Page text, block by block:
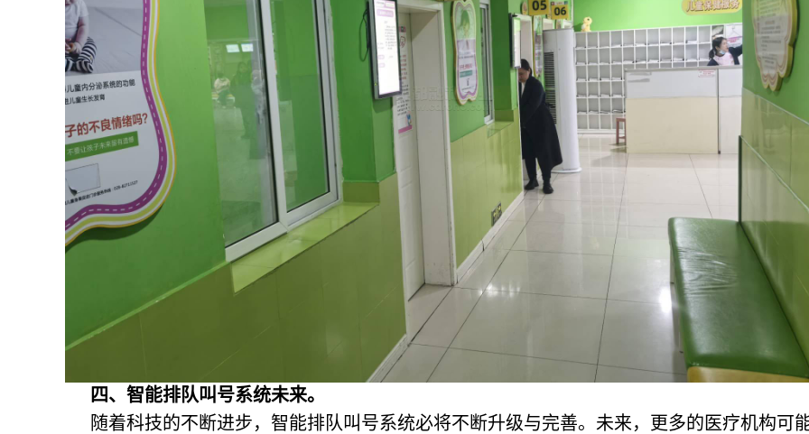
四、 智能排队叫号系统未来。
随着科技的不断进步，智能排队叫号系统必将不断升级与完善。未来，更多的医疗机构可